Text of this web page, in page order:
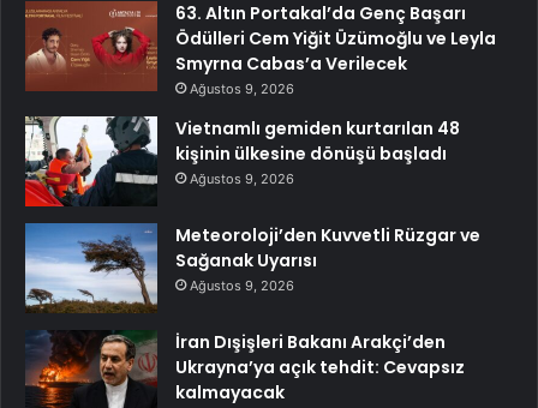
63. Altın Portakal’da Genç Başarı
Ödülleri Cem Yiğit Üzümoğlu ve Leyla
Smyrna Cabas’a Verilecek
Ağustos 9, 2026
Vietnamlı gemiden kurtarılan 48
kişinin ülkesine dönüşü başladı
Ağustos 9, 2026
Meteoroloji’den Kuvvetli Rüzgar ve
Sağanak Uyarısı
Ağustos 9, 2026
İran Dışişleri Bakanı Arakçi’den
Ukrayna’ya açık tehdit: Cevapsız
kalmayacak